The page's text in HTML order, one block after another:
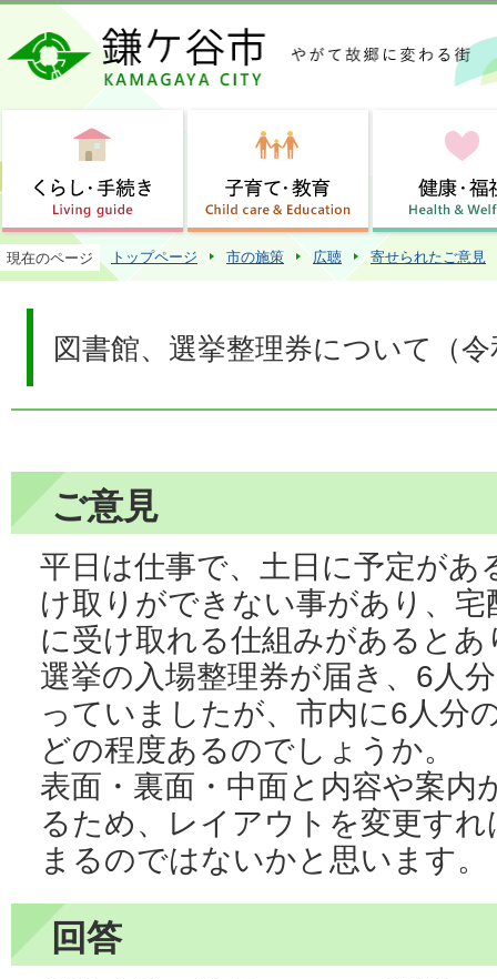
この
現在のページ トップページ 市の施策 広聴 寄せられたご意見
図書館、選挙整理券について（
ご意見
平日は仕事で、土日に予定があ
け取りができない事があり、
に受け取れる仕組みがあると
選挙の入場整理券が届き、6人
っていましたが、市内に6人分
どの程度あるのでしょうか。
表面・裏面・中面と内容や案内
るため、レイアウトを変更す
まるのではないかと思います。
回答